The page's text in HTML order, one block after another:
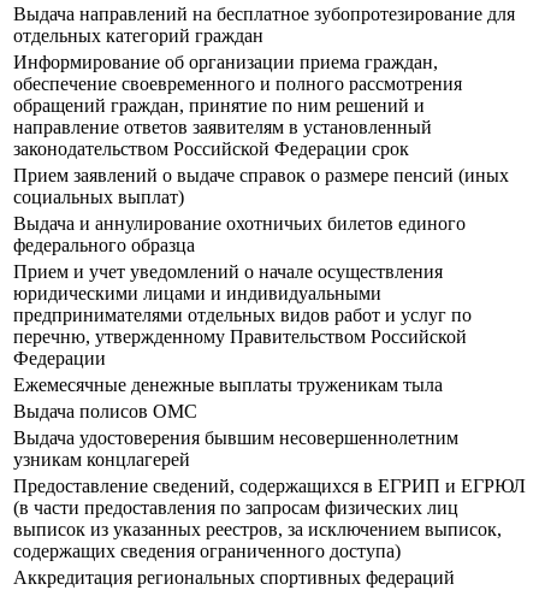
Выдача направлений на бесплатное зубопротезирование для
отдельных категорий граждан
Информирование об организации приема граждан,
обеспечение своевременного и полного рассмотрения
обращений граждан, принятие по ним решений и
направление ответов заявителям в установленный
законодательством Российской Федерации срок
Прием заявлений о выдаче справок о размере пенсий (иных
социальных выплат)
Выдача и аннулирование охотничьих билетов единого
федерального образца
Прием и учет уведомлений о начале осуществления
юридическими лицами и индивидуальными
предпринимателями отдельных видов работ и услуг по
перечню, утвержденному Правительством Российской
Федерации
Ежемесячные денежные выплаты труженикам тыла
Выдача полисов ОМС
Выдача удостоверения бывшим несовершеннолетним
узникам концлагерей
Предоставление сведений, содержащихся в ЕГРИП и ЕГРЮЛ
(в части предоставления по запросам физических лиц
выписок из указанных реестров, за исключением выписок,
содержащих сведения ограниченного доступа)
Аккредитация региональных спортивных федераций